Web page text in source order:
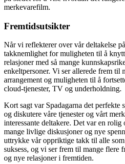
merkevarefilm.
Fremtidsutsikter
Når vi reflekterer over vår deltakelse
takknemlighet for muligheten til å
relasjoner med så mange
enkeltpersoner. Vi ser allerede frem til
arrangement og muligheten til å
cloud-tjenester, TV og underholdning.
Kort sagt var Spadagarna det perfekte
og diskutere våre tjenester og vårt
interessante deltakere. Det var en rolig
mange livlige diskusjoner og nye
uttrykke vår oppriktige takk til alle
suksess, og vi ser frem til mange flere
og nye relasjoner i fremtiden.